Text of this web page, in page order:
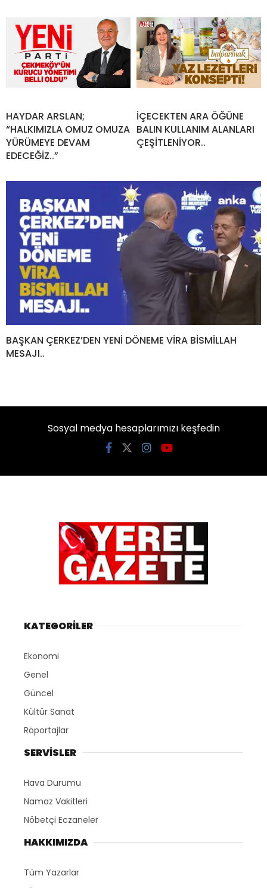
HAYDAR ARSLAN;
“HALKIMIZLA OMUZ OMUZA
YÜRÜMEYE DEVAM
EDECEĞİZ..”
İÇECEKTEN ARA ÖĞÜNE
BALIN KULLANIM ALANLARI
ÇEŞİTLENİYOR..
BAŞKAN ÇERKEZ’DEN YENİ DÖNEME VİRA BİSMİLLAH
MESAJI..
Sosyal medya hesaplarımızı keşfedin
KATEGORİLER
Ekonomi
Genel
Güncel
Kültür Sanat
Röportajlar
SERVİSLER
Hava Durumu
Namaz Vakitleri
Nöbetçi Eczaneler
HAKKIMIZDA
Tüm Yazarlar